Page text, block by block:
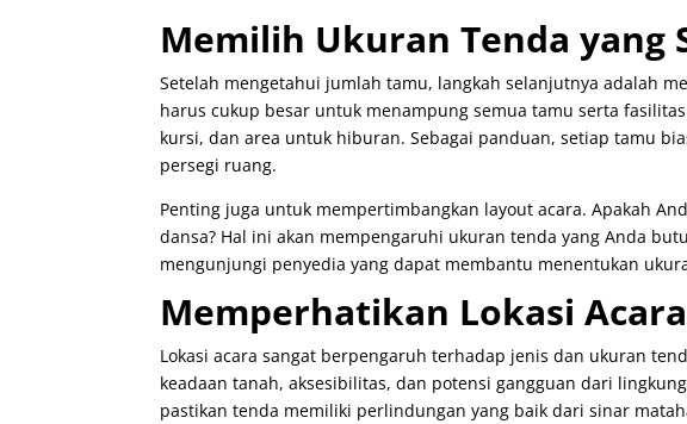
Memilih Ukuran Tenda yang
Setelah mengetahui jumlah tamu, langkah selanjutnya adalah
harus cukup besar untuk menampung semua tamu serta
kursi, dan area untuk hiburan. Sebagai panduan, setiap tamu
persegi ruang.
Penting juga untuk mempertimbangkan layout acara. Apakah
dansa? Hal ini akan mempengaruhi ukuran tenda yang Anda
mengunjungi penyedia yang dapat membantu menentukan
Memperhatikan Lokasi Acara
Lokasi acara sangat berpengaruh terhadap jenis dan ukuran
keadaan tanah, aksesibilitas, dan potensi gangguan dari
pastikan tenda memiliki perlindungan yang baik dari sinar